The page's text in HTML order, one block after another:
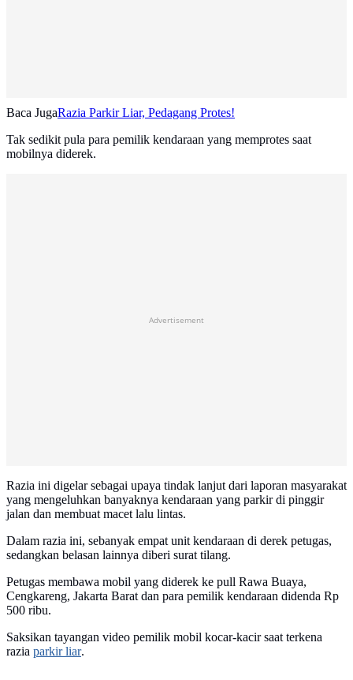
Baca JugaRazia Parkir Liar, Pedagang Protes!
Tak sedikit pula para pemilik kendaraan yang memprotes saat
mobilnya diderek.
Advertisement
Razia ini digelar sebagai upaya tindak lanjut dari laporan masyarakat
yang mengeluhkan banyaknya kendaraan yang parkir di pinggir
jalan dan membuat macet lalu lintas.
Dalam razia ini, sebanyak empat unit kendaraan di derek petugas,
sedangkan belasan lainnya diberi surat tilang.
Petugas membawa mobil yang diderek ke pull Rawa Buaya,
Cengkareng, Jakarta Barat dan para pemilik kendaraan didenda Rp
500 ribu.
Saksikan tayangan video pemilik mobil kocar-kacir saat terkena
razia parkir liar.